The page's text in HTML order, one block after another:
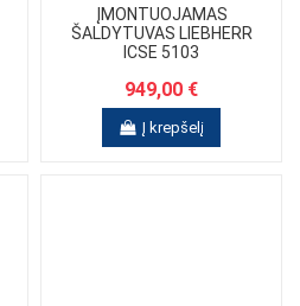
ĮMONTUOJAMAS
ŠALDYTUVAS LIEBHERR
ICSE 5103
949,00 €
Į krepšelį